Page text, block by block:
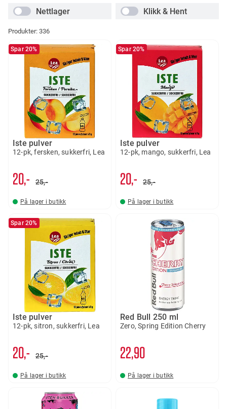
Nettlager Klikk & Hent
Produkter: 336
Spar 20%
Iste pulver
12-pk, fersken, sukkerfri, Lea
20,- 25,-
På lager i butikk
Spar 20%
Iste pulver
12-pk, mango, sukkerfri, Lea
20,- 25,-
På lager i butikk
Spar 20%
Iste pulver
12-pk, sitron, sukkerfri, Lea
20,- 25,-
På lager i butikk
Red Bull 250 ml
Zero, Spring Edition Cherry
22 90
På lager i butikk